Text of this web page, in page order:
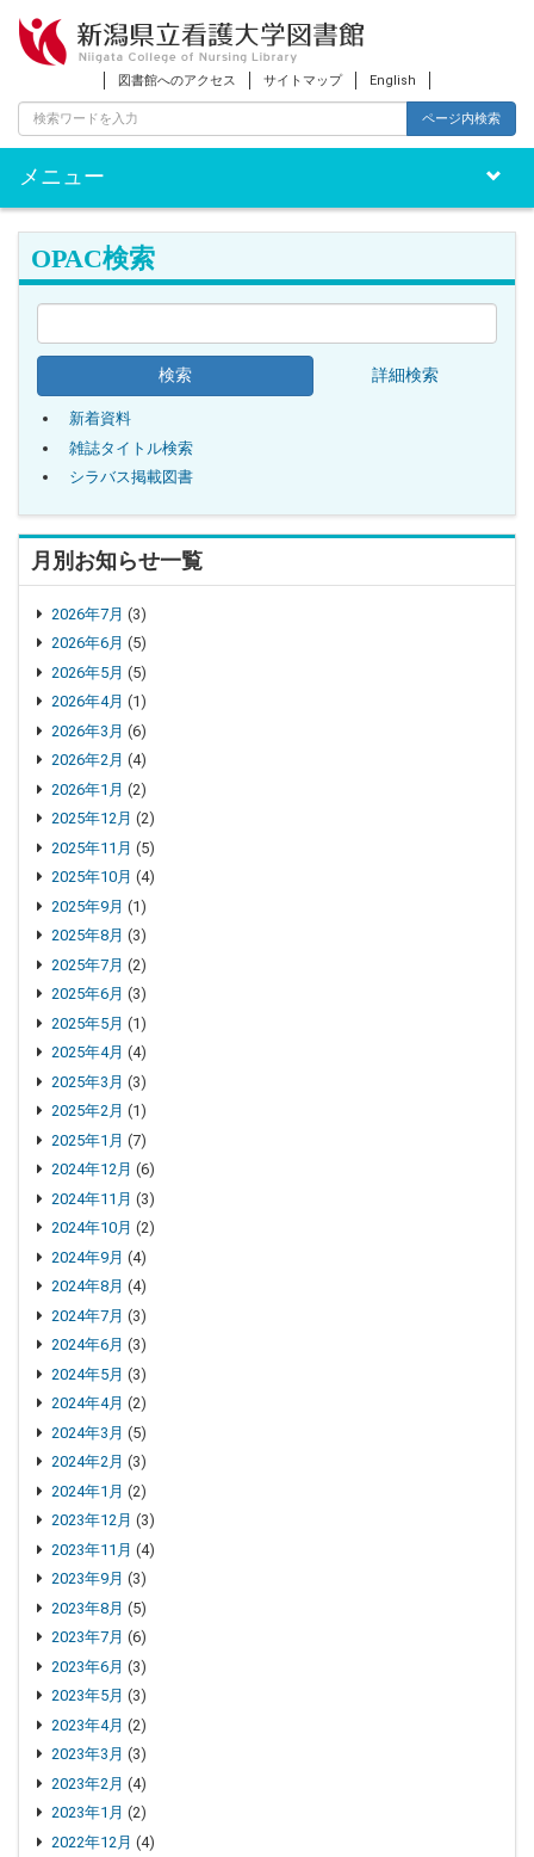
図書館へのアクセス サイトマップ English
ページ内検索
Toggle
メニュー
OPAC検索
詳細検索
新着資料
雑誌タイトル検索
シラバス掲載図書
月別お知らせ一覧
2026年7月 (3)
2026年6月 (5)
2026年5月 (5)
2026年4月 (1)
2026年3月 (6)
2026年2月 (4)
2026年1月 (2)
2025年12月 (2)
2025年11月 (5)
2025年10月 (4)
2025年9月 (1)
2025年8月 (3)
2025年7月 (2)
2025年6月 (3)
2025年5月 (1)
2025年4月 (4)
2025年3月 (3)
2025年2月 (1)
2025年1月 (7)
2024年12月 (6)
2024年11月 (3)
2024年10月 (2)
2024年9月 (4)
2024年8月 (4)
2024年7月 (3)
2024年6月 (3)
2024年5月 (3)
2024年4月 (2)
2024年3月 (5)
2024年2月 (3)
2024年1月 (2)
2023年12月 (3)
2023年11月 (4)
2023年9月 (3)
2023年8月 (5)
2023年7月 (6)
2023年6月 (3)
2023年5月 (3)
2023年4月 (2)
2023年3月 (3)
2023年2月 (4)
2023年1月 (2)
2022年12月 (4)